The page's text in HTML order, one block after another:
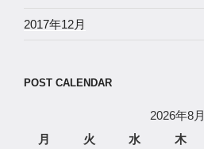
2017年12月
POST CALENDAR
2026年8月
月
火 水 木